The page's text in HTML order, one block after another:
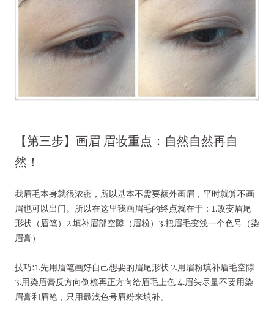
【第三步】画眉 眉妆重点：自然自然再自
然！
我眉毛本身就很浓密，所以基本不需要额外画眉，平时就算不画
眉也可以出门。所以在这里我画眉毛的终点就在于：1.改变眉尾
形状（眉笔）2.填补眉部空隙（眉粉）3.把眉毛变浅一个色号（染
眉膏）
技巧:1.先用眉笔画好自己想要的眉尾形状 2.用眉粉填补眉毛空隙
3.用染眉膏反方向倒梳再正方向给眉毛上色 4.眉头尽量不要用染
眉膏和眉笔，只用最浅色号眉粉来填补。